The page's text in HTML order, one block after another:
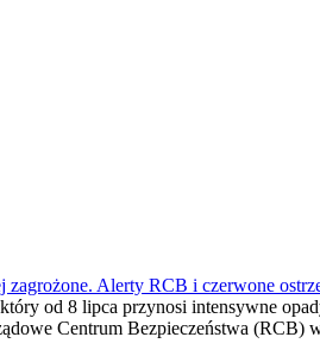
Alerty RCB i czerwone
który od 8 lipca przynosi intensywne
Centrum Bezpieczeństwa